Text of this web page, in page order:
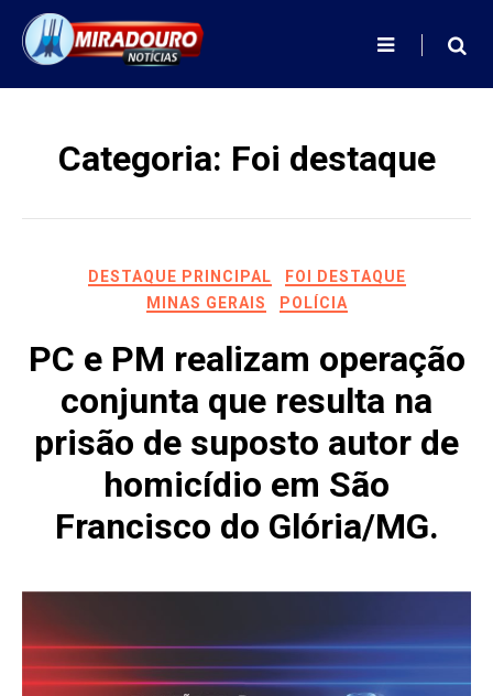
content
Categoria: Foi destaque
DESTAQUE PRINCIPAL
FOI DESTAQUE
MINAS GERAIS
POLÍCIA
PC e PM realizam operação
conjunta que resulta na
prisão de suposto autor de
homicídio em São
Francisco do Glória/MG.